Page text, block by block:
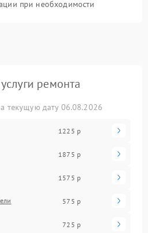
при необходимости
ремонта
текущую дату 06.08.2026
1225 р
1875 р
1575 р
575 р
725 р